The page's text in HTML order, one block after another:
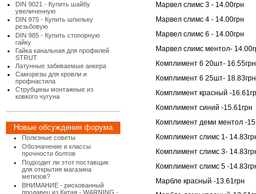
DIN 9021 - Купить шайбу
увеличенную
DIN 975 - Купить шпильку
резьбовую
DIN 985 - Купить стопорную
гайку
Гайка канальная для профилей
STRUT
Латунные забиваемые анкера
Саморезы для кровли и
профнастила
Струбцины монтажные из
ковкого чугуна
Новые обсуждения форума
Полезные советы
Обозначение и классы
прочности болтов
Подходит ли этот поставщик
для открытия магазина
метизов?
ВНИМАНИЕ - рискованный
продавец из Китая - WARNING -
Марвел слимс 3 - 14.00грн
Марвел слимс 4 - 14.00грн
Марвел слимс 6 - 14.00грн
Марвел слимс ментол-
Комплимент 6 20шт- 16.55грн
Комплимент 6 25шт-
Комплимент красный -
Комплимент синий -15.61грн
Комплимент деми ментол -
Комплимент слимс 1-
Комплимент слимс 3-
Комплимент слимс 5 -
Марбле красный -13.61грн